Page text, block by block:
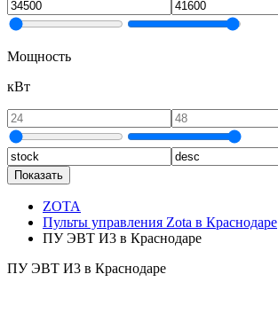
Мощность
кВт
Показать
ZOTA
Пульты управления Zota в Краснодаре
ПУ ЭВТ И3 в Краснодаре
ПУ ЭВТ И3 в Краснодаре